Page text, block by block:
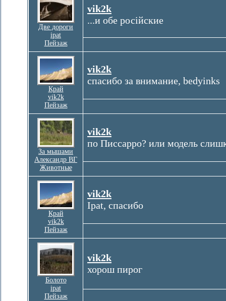
Две дороги
ipat
Пейзаж
vik2k
...и обе російские
Край
vik2k
Пейзаж
vik2k
спасибо за внимание, bedyinks
За мышами
Александр ВГ
Животные
vik2k
по Писсарро? или модель
Край
vik2k
Пейзаж
vik2k
Ipat, спасибо
Болото
ipat
Пейзаж
vik2k
хорош пирог